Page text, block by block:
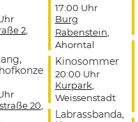
2,
20
17:00 Uhr
Burg
Rabenstein
Ahorntal
Kinosommer
20:00 Uhr
Kurpark
Weissenstadt
Labrassbanda,